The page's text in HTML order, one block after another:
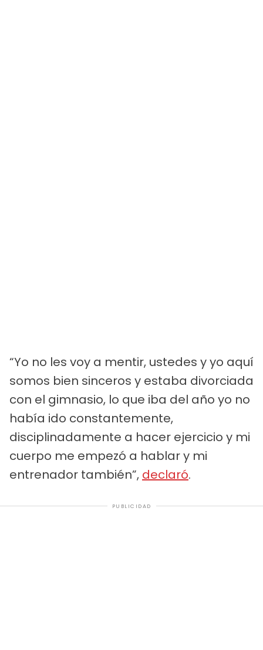
“Yo no les voy a mentir, ustedes y yo aquí
somos bien sinceros y estaba divorciada
con el gimnasio, lo que iba del año yo no
había ido constantemente,
disciplinadamente a hacer ejercicio y mi
cuerpo me empezó a hablar y mi
entrenador también”, declaró.
PUBLICIDAD